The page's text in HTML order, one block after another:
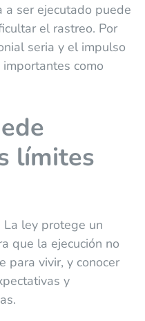
a ser ejecutado puede
el rastreo. Por
seria y el impulso
como
límites
ley protege un
que la ejecución no
para vivir, y conocer
y